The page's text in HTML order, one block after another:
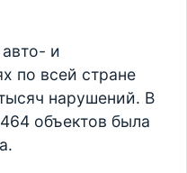
и
по всей стране
нарушений. В
объектов была